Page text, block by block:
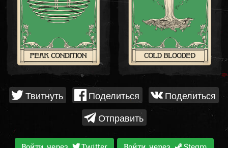
Твитнуть Поделиться
Поделиться
Отправить